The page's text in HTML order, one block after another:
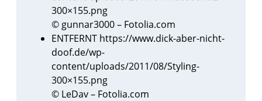
300×155.png
© gunnar3000 – Fotolia.com
ENTFERNT https://www.dick-aber-nicht-
doof.de/wp-
content/uploads/2011/08/Styling-
300×155.png
© LeDav – Fotolia.com